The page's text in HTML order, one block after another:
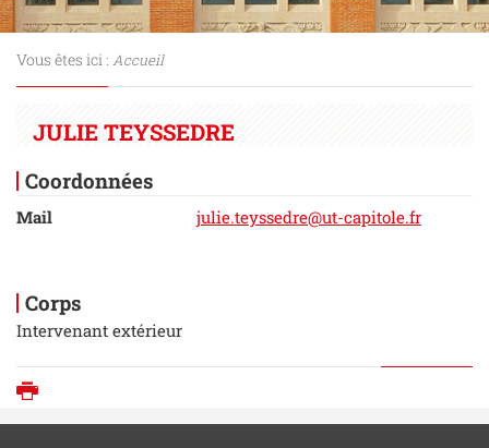
Vous êtes ici : Accueil
JULIE TEYSSEDRE
Coordonnées
Mail julie.teyssedre@ut-capitole.fr
Corps
Intervenant extérieur